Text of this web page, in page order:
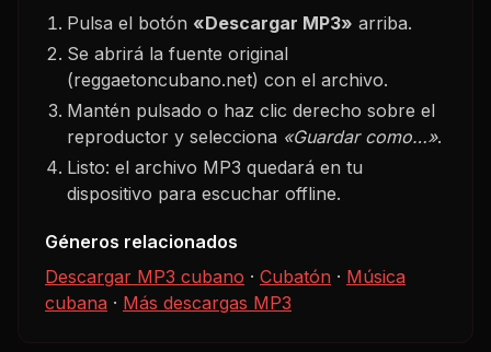
Pulsa el botón «Descargar MP3» arriba.
Se abrirá la fuente original
(reggaetoncubano.net) con el archivo.
Mantén pulsado o haz clic derecho sobre el
reproductor y selecciona «Guardar como…».
Listo: el archivo MP3 quedará en tu
dispositivo para escuchar offline.
Géneros relacionados
Descargar MP3 cubano · Cubatón · Música
cubana · Más descargas MP3